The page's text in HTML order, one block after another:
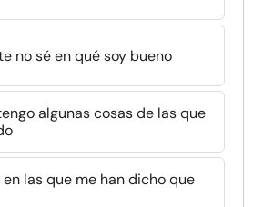
no sé en qué soy bueno
algunas cosas de las que
en las que me han dicho que